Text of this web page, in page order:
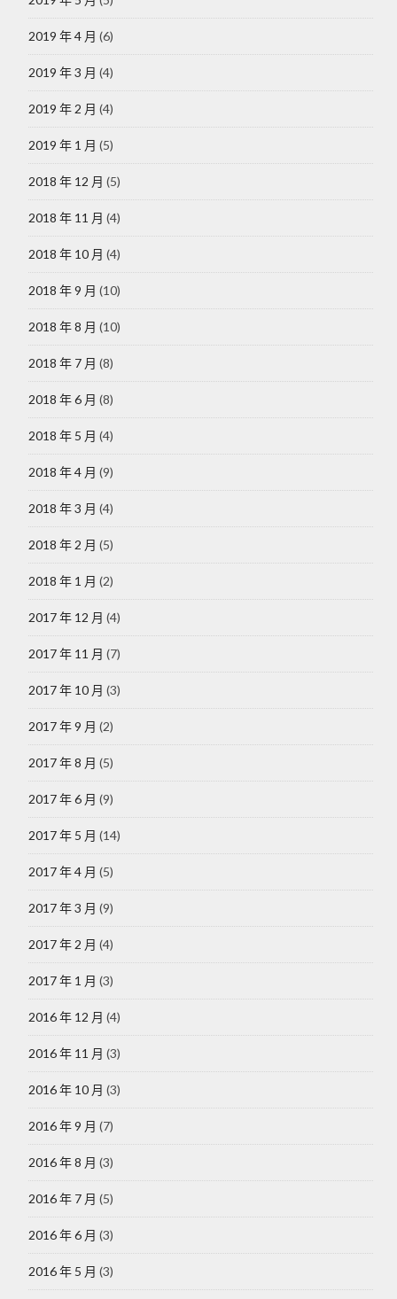
2019 年 4 月 (6)
2019 年 3 月 (4)
2019 年 2 月 (4)
2019 年 1 月 (5)
2018 年 12 月 (5)
2018 年 11 月 (4)
2018 年 10 月 (4)
2018 年 9 月 (10)
2018 年 8 月 (10)
2018 年 7 月 (8)
2018 年 6 月 (8)
2018 年 5 月 (4)
2018 年 4 月 (9)
2018 年 3 月 (4)
2018 年 2 月 (5)
2018 年 1 月 (2)
2017 年 12 月 (4)
2017 年 11 月 (7)
2017 年 10 月 (3)
2017 年 9 月 (2)
2017 年 8 月 (5)
2017 年 6 月 (9)
2017 年 5 月 (14)
2017 年 4 月 (5)
2017 年 3 月 (9)
2017 年 2 月 (4)
2017 年 1 月 (3)
2016 年 12 月 (4)
2016 年 11 月 (3)
2016 年 10 月 (3)
2016 年 9 月 (7)
2016 年 8 月 (3)
2016 年 7 月 (5)
2016 年 6 月 (3)
2016 年 5 月 (3)